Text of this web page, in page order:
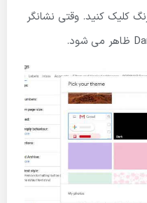
کلیک کنید. وقتی نشانگر